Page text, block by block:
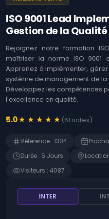
Coaching
Agile &
Ateliers
MOA ,
Business
Analysis
Web
Gestion
risques
Gestion RH
Contrôle
ISO 9001 Lead
Gestion de la Qualité
Rejoignez notre formation
maîtriser la norme ISO 9001
Apprenez à implémenter,
système de management de
Développez les compétences
l'excellence en qualité.
5.0★ ★ ★ ★ ★ (61 notes)
Référence : 1304
Durée : 5 Jours
Visiteurs : 4087
INTER